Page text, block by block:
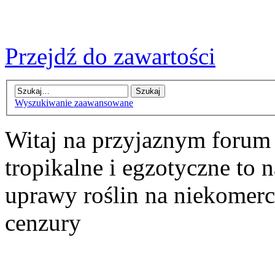
Przejdź do zawartości
Wyszukiwanie zaawansowane
Witaj na przyjaznym
tropikalne i egzotyczne to
uprawy roślin na
cenzury